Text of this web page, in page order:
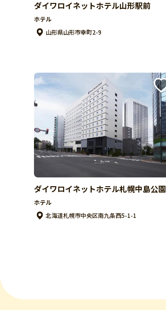
ダイワロイネットホテル山形駅前
ホテル
山形県山形市幸町2-9
ダイワロイネットホテル札幌中島公園
ホテル
北海道札幌市中央区南九条西5-1-1